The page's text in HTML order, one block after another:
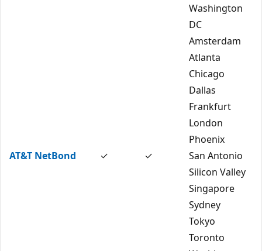
Washington
DC
AT&T NetBond ✓ ✓
Amsterdam
Atlanta
Chicago
Dallas
Frankfurt
London
Phoenix
San Antonio
Silicon Valley
Singapore
Sydney
Tokyo
Toronto